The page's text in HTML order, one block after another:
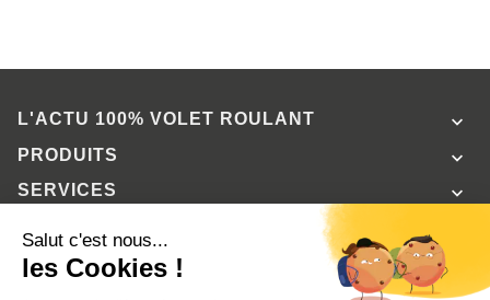
L'ACTU 100%VOLET ROULANT 
PRODUITS 
SERVICES 